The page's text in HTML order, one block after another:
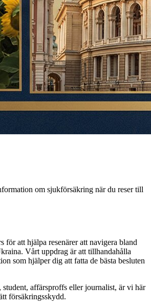
om sjukförsäkring när du reser till
för att hjälpa resenärer att navigera bland
Vårt uppdrag är att tillhandahålla
som hjälper dig att fatta de bästa besluten
student, affärsproffs eller journalist, är vi här
försäkringsskydd.